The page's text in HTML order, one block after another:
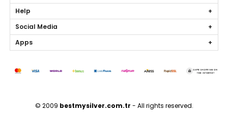
Help
Social Media
Apps
© 2009 bestmysilver.com.tr - All rights reserved.